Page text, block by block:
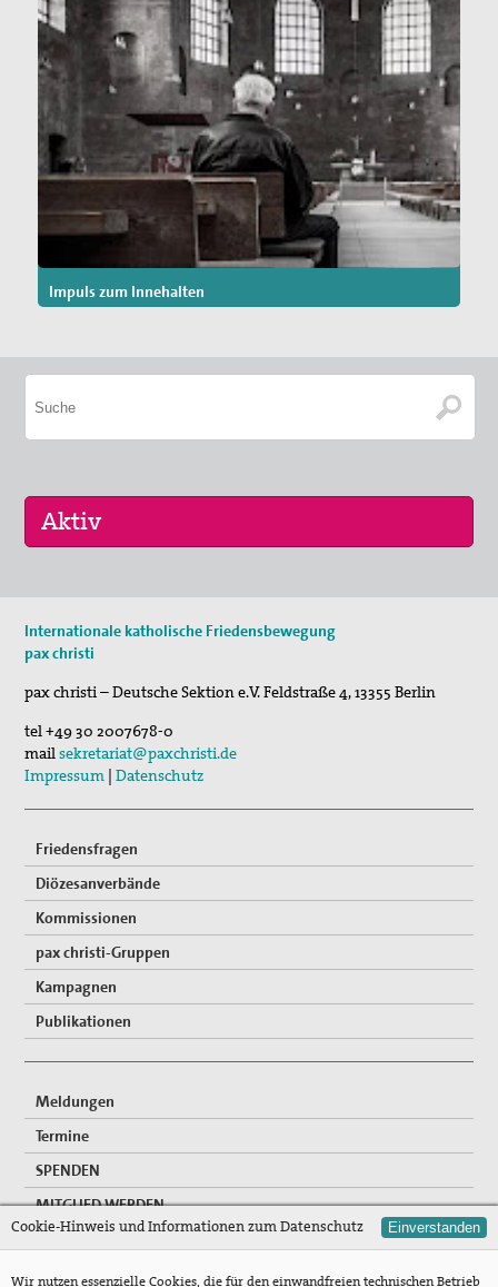
Impuls zum Innehalten
„Menschen der Gewaltfreiheit – erinnert in Ze…
Roter Faden Frieden-Generationsübergreifende …
Internationale katholische Friedensbewegung
pax christi
pax christi – Deutsche Sektion e.V.Feldstraße 4,13355 Berlin
tel+49 30 2007678-0
mailsekretariat@paxchristi.de
Impressum |Datenschutz
Friedensfragen
Diözesanverbände
Kommissionen
pax christi-Gruppen
Kampagnen
Publikationen
Meldungen
Termine
SPENDEN
MITGLIED WERDEN
NEWSLETTER
Cookie-Hinweis und Informationen zum Datenschutz Einverstanden
Wir nutzen essenzielle Cookies, die für den einwandfreien technischen Betrieb